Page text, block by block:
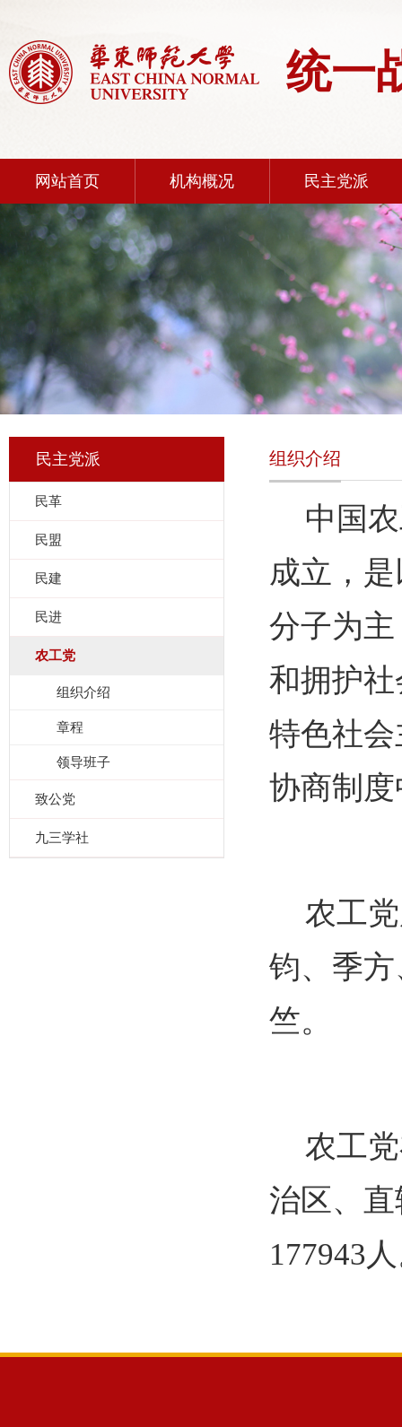
统一
网站首页 机构概况 民主党派
民主党派
民革
民盟
民建
民进
农工党
组织介绍
章程
领导班子
致公党
九三学社
组织介绍
中国
成立，
分子为
和拥护
特色社
协商制
农工
钧、季
竺。
农工
治区、
177943